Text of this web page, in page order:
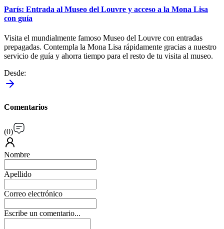
París: Entrada al Museo del Louvre y acceso a la Mona Lisa
con guía
Visita el mundialmente famoso Museo del Louvre con entradas
prepagadas. Contempla la Mona Lisa rápidamente gracias a nuestro
servicio de guía y ahorra tiempo para el resto de tu visita al museo.
Desde:
Comentarios
(0)
Nombre
Apellido
Correo electrónico
Escribe un comentario...